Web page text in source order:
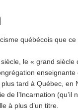
québécois que
le « grand
tard à Québec, en
l’Incarnation (qu’il
à plus d’un titre.